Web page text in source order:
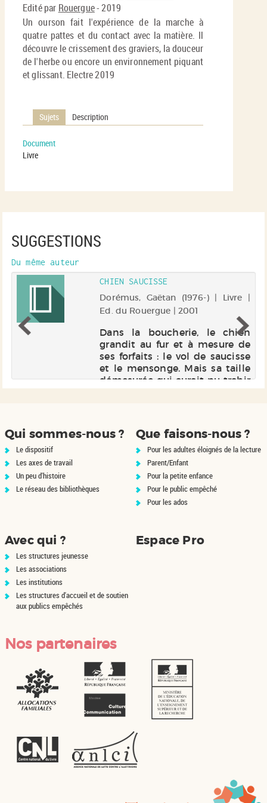
Edité par Rouergue- 2019
Un ourson fait l'expérience de la marche à
quatre pattes et du contact avec la matière. Il
découvre le crissement des graviers, la douceur
de l'herbe ou encore un environnement piquant
et glissant. Electre 2019
Sujets Description
Document
Livre
SUGGESTIONS
Du même auteur
CHIEN SAUCISSE
Dorémus, Gaëtan (1976-) | Livre |
Ed. du Rouergue | 2001
Dans la boucherie, le chien
grandit au fur et à mesure de
ses forfaits : le vol de saucisse
et le mensonge. Mais sa taille
démesurée qui aurait pu trahir
le pinochien, lui permettra de
Qui sommes-nous ?
Le dispositif
Les axes de travail
Un peu d'histoire
Le réseau des bibliothèques
Que faisons-nous ?
Pour les adultes éloignés de la lecture
Parent/Enfant
Pour la petite enfance
Pour le public empêché
Pour les ados
Avec qui ?
Les structures jeunesse
Les associations
Les institutions
Les structures d'accueil et de soutien
aux publics empêchés
Espace Pro
Nos partenaires